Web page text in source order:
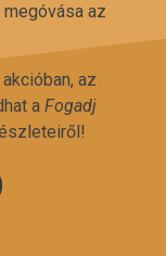
az
az
a Fogadj